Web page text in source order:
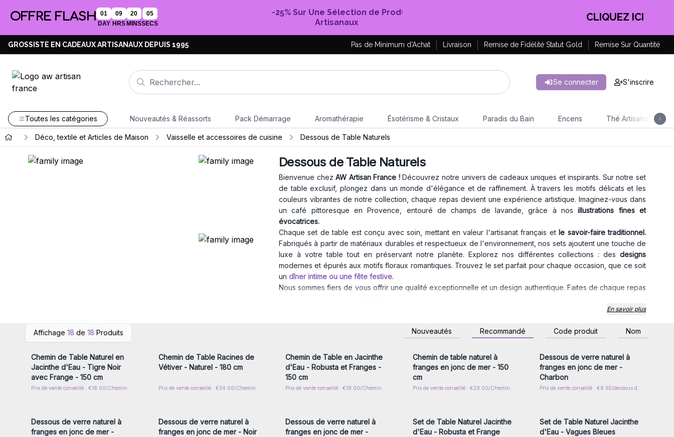
OFFRE FLASH
01
DAY
09
HRS
20
MINS
05
SECS
-25% Sur Une Sélection de Produits
Artisanaux
CLIQUEZ ICI
GROSSISTE EN CADEAUX ARTISANAUX DEPUIS 1995 Pas de Minimum d'Achat Livraison Remise de Fidélité Statut Gold Remise Sur Quantité
Se connecter S'inscrire
Toutes les catégories Nouveautés & Réassorts Pack Démarrage Aromathérapie Ésotérisme & Cristaux Paradis du Bain Encens Thé Artisanal
Déco, textile et Articles de Maison Vaisselle et accessoires de cuisine Dessous de Table Naturels
Dessous de Table Naturels
Bienvenue chezAW Artisan France !Découvrez notre univers de cadeaux uniques et inspirants. Sur notre set
de table exclusif, plongez dans un monde d'élégance et de raffinement. À travers les motifs délicats et les
couleurs vibrantes de notre collection, chaque repas devient une expérience artistique. Imaginez-vous dans
un café pittoresque en Provence, entouré de champs de lavande, grâce à nosillustrations fines et
évocatrices.
Chaque set de table est conçu avec soin, mettant en valeur l'artisanat français et le savoir-faire traditionnel.
Fabriqués à partir de matériaux durables et respectueux de l'environnement, nos sets ajoutent une touche de
luxe à votre table tout en préservant notre planète. Explorez nos différentes collections : des designs
modernes et épurés aux motifs floraux romantiques. Trouvez le set parfait pour chaque occasion, que ce soit
un dîner intime ou une fête festive.
Nous sommes fiers de vous offrir une qualité exceptionnelle et un design authentique. Faites de chaque repas
un moment spécial avec
votre partenaire pour des cadeaux d'exception.
En savoir plus
Affichage 18 de 18 Produits Nouveautés Recommandé Code produit Nom
vous pour accéder aux prix de
gros
Chemin de Table Naturel en
Jacinthe d'Eau - Tigre Noir
avec Frange - 150 cm
Chemin de Table Racines de
Vétiver - Naturel - 180 cm
Chemin de Table en Jacinthe
d'Eau - Robusta et Franges -
150 cm
Connectez-vous ou inscrivez-
vous pour accéder aux prix de
gros
Chemin de table naturel à
franges en jonc de mer - 150
cm
Connectez-vous ou inscrivez-
vous pour accéder aux prix de
gros
Dessous de verre naturel à
franges en jonc de mer -
Charbon
Connectez-vous ou inscrivez-
Dessous de verre naturel à
franges en jonc de mer -
Connectez-vous ou inscrivez-
Dessous de verre naturel à
franges en jonc de mer - Noir
Connectez-vous ou inscrivez-
Dessous de verre naturel à
franges en jonc de mer -
Connectez-vous ou inscrivez-
Set de Table Naturel Jacinthe
d'Eau - Robusta et Frange
Connectez-vous ou inscrivez-
Set de Table Naturel Jacinthe
d'Eau - Vagues Bleues